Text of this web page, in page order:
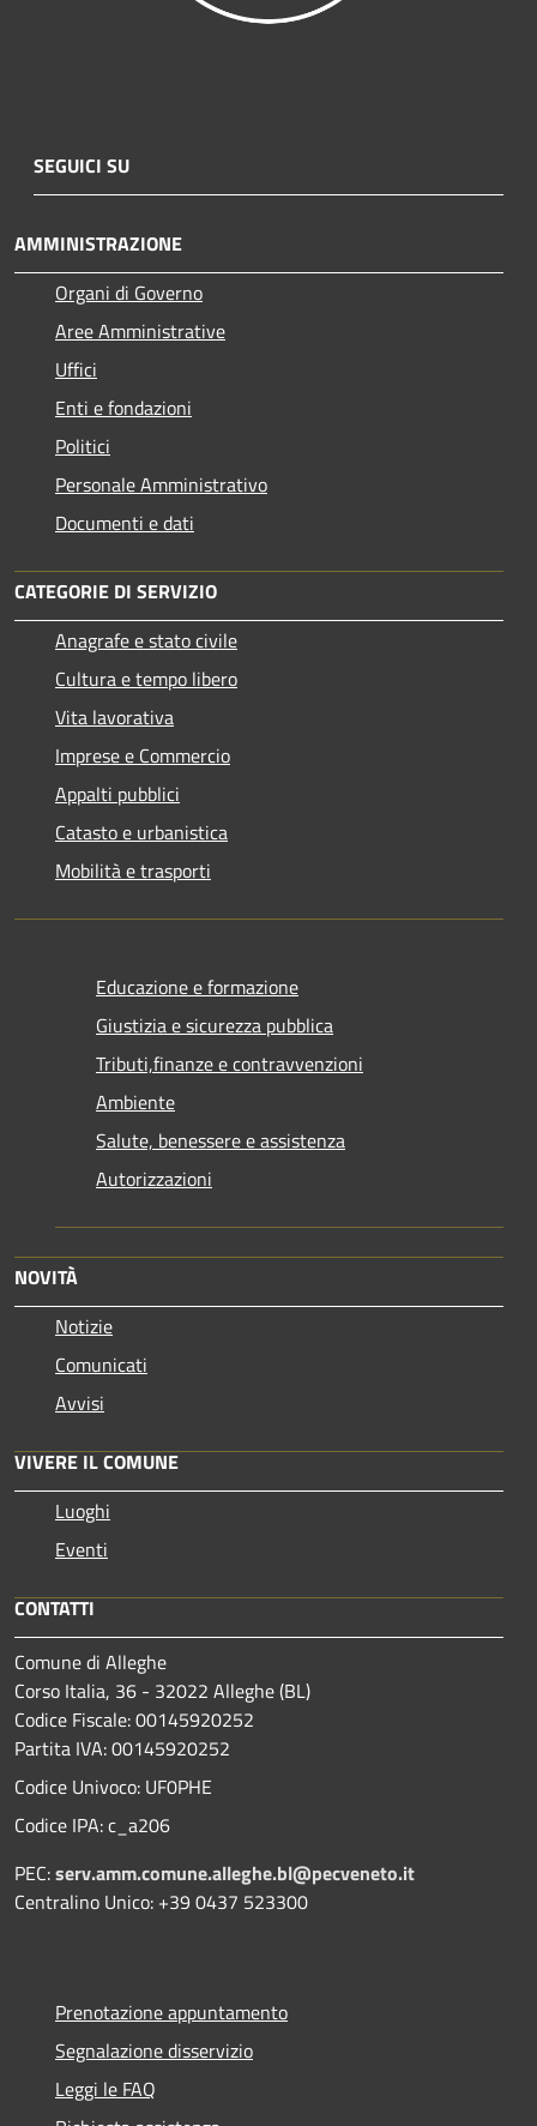
SEGUICI SU
AMMINISTRAZIONE
Organi di Governo
Aree Amministrative
Uffici
Enti e fondazioni
Politici
Personale Amministrativo
Documenti e dati
CATEGORIE DI SERVIZIO
Anagrafe e stato civile
Cultura e tempo libero
Vita lavorativa
Imprese e Commercio
Appalti pubblici
Catasto e urbanistica
Mobilità e trasporti
Educazione e formazione
Giustizia e sicurezza pubblica
Tributi,finanze e contravvenzioni
Ambiente
Salute, benessere e assistenza
Autorizzazioni
NOVITÀ
Notizie
Comunicati
Avvisi
VIVERE IL COMUNE
Luoghi
Eventi
CONTATTI
Comune di Alleghe
Corso Italia, 36 - 32022 Alleghe (BL)
Codice Fiscale: 00145920252
Partita IVA: 00145920252
Codice Univoco: UF0PHE
Codice IPA: c_a206
PEC:serv.amm.comune.alleghe.bl@pecveneto.it
Centralino Unico: +39 0437 523300
Prenotazione appuntamento
Segnalazione disservizio
Leggi le FAQ